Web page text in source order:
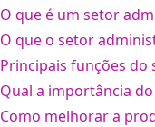
O que é um setor
O que o setor
Principais funções
Qual a importância
Como melhorar a